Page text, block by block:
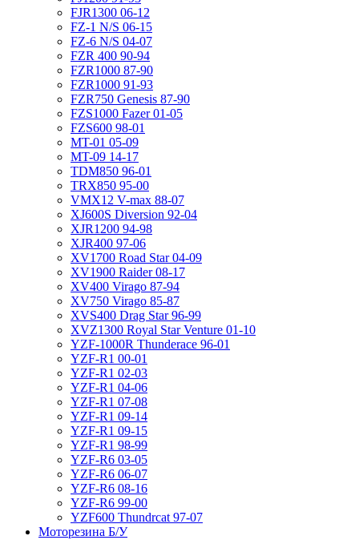
FJR1300 06-12
FZ-1 N/S 06-15
FZ-6 N/S 04-07
FZR 400 90-94
FZR1000 87-90
FZR1000 91-93
FZR750 Genesis 87-90
FZS1000 Fazer 01-05
FZS600 98-01
MT-01 05-09
MT-09 14-17
TDM850 96-01
TRX850 95-00
VMX12 V-max 88-07
XJ600S Diversion 92-04
XJR1200 94-98
XJR400 97-06
XV1700 Road Star 04-09
XV1900 Raider 08-17
XV400 Virago 87-94
XV750 Virago 85-87
XVS400 Drag Star 96-99
XVZ1300 Royal Star Venture 01-10
YZF-1000R Thunderace 96-01
YZF-R1 00-01
YZF-R1 02-03
YZF-R1 04-06
YZF-R1 07-08
YZF-R1 09-14
YZF-R1 09-15
YZF-R1 98-99
YZF-R6 03-05
YZF-R6 06-07
YZF-R6 08-16
YZF-R6 99-00
YZF600 Thundrcat 97-07
Моторезина Б/У